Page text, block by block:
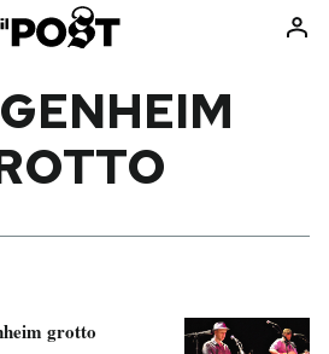
Libri
Ok Boomer!
grotto